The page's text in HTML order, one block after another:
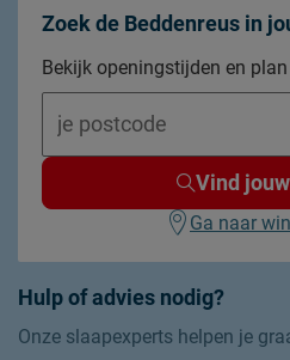
Hulp of advies nodig?
Onze slaapexperts helpen je
Zoek de Beddenreus in
Bekijk openingstijden en
Vind
Ga naar